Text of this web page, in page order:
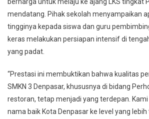
mendatang. Pihak sekolah menyampaikan
tingginya kepada siswa dan guru
keras melakukan persiapan intensif di
yang padat.
“Prestasi ini membuktikan bahwa kualitas
SMKN 3 Denpasar, khususnya di bidang
restoran, tetap menjadi yang terdepan.
nama baik Kota Denpasar ke level yang lebih